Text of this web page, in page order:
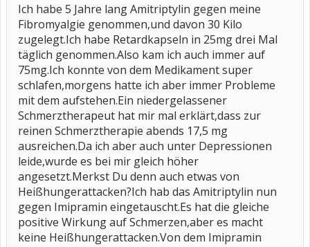
Jeder meiner Ärzte hat folgende Meinung und auch in vielen
Artikeln, die ich über die Fibromyalgie und Amitriptylin gelesen
habe, wird es beschrieben:
Amitriptylin wirkt erst stimmungsaufhellend ab einer Gabe von
mindestens 75 mg.
Wir Fibrokranken nehmen ja - so denke ich - zwischen 10 mg und
50 mg Amitriptylin ein. Ich habe noch von niemandem gehört, der
an die 75 mg oder sogar darüber einnimmt.
Wie also soll das funktionieren, dass der Schmerz uns nicht mehr
traurig macht ? Es GIBT doch KEINEN Einfluss auf die Stimmung bei
unseren geringen Dosierungen.
Wer weiß dazu mehr ? Mich würde die Erklärung wirklich sehr
interessieren.
Lieben Dank und herzliche Grüße mit den besten Wünschen für
einen möglichst angenehmen Tag
Ich habe 5 Jahre lang Amitriptylin gegen meine
Fibromyalgie genommen,und davon 30 Kilo
zugelegt.Ich habe Retardkapseln in 25mg drei Mal
täglich genommen.Also kam ich auch immer auf
75mg.Ich konnte von dem Medikament super
schlafen,morgens hatte ich aber immer Probleme
mit dem aufstehen.Ein niedergelassener
Schmerztherapeut hat mir mal erklärt,dass zur
reinen Schmerztherapie abends 17,5 mg
ausreichen.Da ich aber auch unter Depressionen
leide,wurde es bei mir gleich höher
angesetzt.Merkst Du denn auch etwas von
Heißhungerattacken?Ich hab das Amitriptylin nun
gegen Imipramin eingetauscht.Es hat die gleiche
positive Wirkung auf Schmerzen,aber es macht
keine Heißhungerattacken.Von dem Imipramin